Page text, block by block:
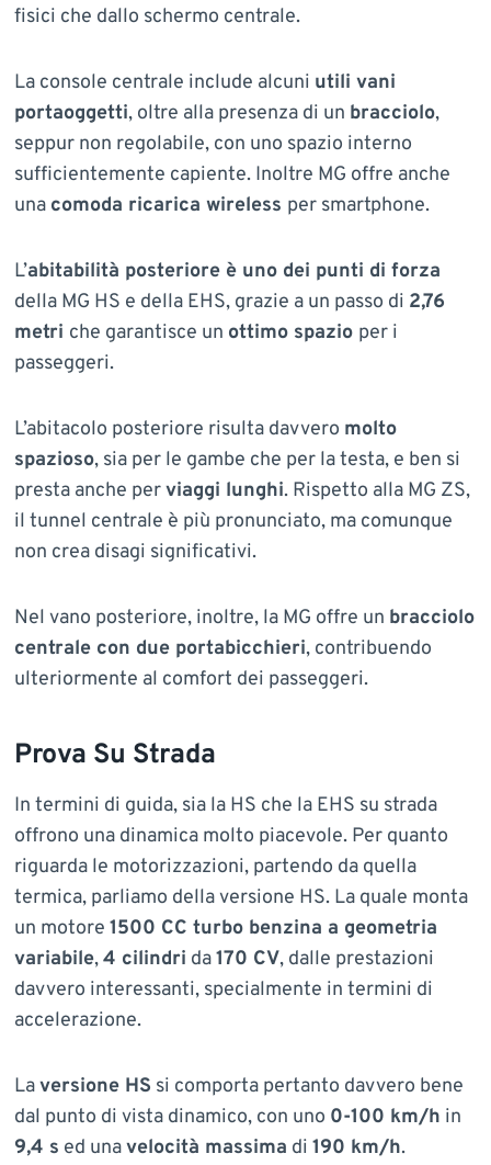
fisici che dallo schermo centrale.
La console centrale include alcuni utili vani
portaoggetti, oltre alla presenza di un bracciolo,
seppur non regolabile, con uno spazio interno
sufficientemente capiente. Inoltre MG offre anche
una comoda ricarica wireless per smartphone.
L’abitabilità posteriore è uno dei punti di forza
della MG HS e della EHS, grazie a un passo di 2,76
metri che garantisce un ottimo spazio per i
passeggeri.
L’abitacolo posteriore risulta davvero molto
spazioso, sia per le gambe che per la testa, e ben si
presta anche perviaggi lunghi. Rispetto alla MG ZS,
il tunnel centrale è più pronunciato, ma comunque
non crea disagi significativi.
Nel vano posteriore, inoltre, la MG offre un bracciolo
centrale con due portabicchieri, contribuendo
ulteriormente al comfort dei passeggeri.
Prova Su Strada
In termini di guida, sia la HS che la EHS su strada
offrono una dinamica molto piacevole. Per quanto
riguarda le motorizzazioni, partendo da quella
termica, parliamo della versione HS. La quale monta
un motore 1500 CC turbo benzina a geometria
variabile,4 cilindri da170 CV, dalle prestazioni
davvero interessanti, specialmente in termini di
accelerazione.
Laversione HS si comporta pertanto davvero bene
dal punto di vista dinamico, con uno 0-100 km/h in
9,4 s ed unavelocità massima di 190 km/h.